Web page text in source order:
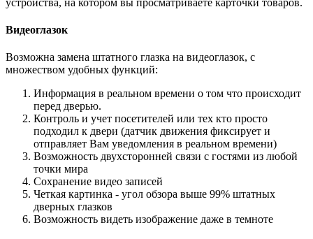
Видеоглазок
Возможна замена штатного глазка на видеоглазок, с
множеством удобных функций:
Информация в реальном времени о том что происходит
перед дверью.
Контроль и учет посетителей или тех кто просто
подходил к двери (датчик движения фиксирует и
отправляет Вам уведомления в реальном времени)
Возможность двухсторонней связи с гостями из любой
точки мира
Сохранение видео записей
Четкая картинка - угол обзора выше 99% штатных
дверных глазков
Возможность видеть изображение даже в темноте